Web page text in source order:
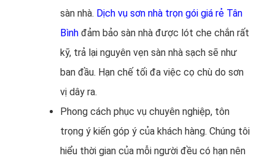
sàn nhà. Dịch vụ sơn nhà trọn gói giá rẻ Tân
Bình đảm bảo sàn nhà được lót che chắn rất
kỹ, trả lại nguyên vẹn sàn nhà sạch sẽ như
ban đầu. Hạn chế tối đa việc cọ chù do sơn
vị dây ra.
Phong cách phục vụ chuyên nghiệp, tôn
trọng ý kiến góp ý của khách hàng. Chúng tôi
hiểu thời gian của mỗi người đều có hạn nên